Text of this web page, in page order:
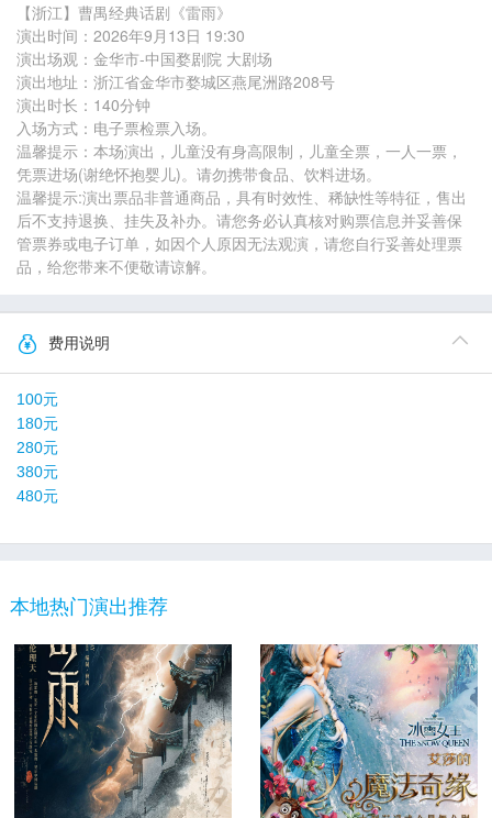
【浙江】曹禺经典话剧《雷雨》
演出时间：2026年9月13日 19:30
演出场观：金华市-中国婺剧院 大剧场
演出地址：浙江省金华市婺城区燕尾洲路208号
演出时长：140分钟
入场方式：电子票检票入场。
温馨提示：本场演出，儿童没有身高限制，儿童全票，一人一票，
凭票进场(谢绝怀抱婴儿)。请勿携带食品、饮料进场。
温馨提示:演出票品非普通商品，具有时效性、稀缺性等特征，售出
后不支持退换、挂失及补办。请您务必认真核对购票信息并妥善保
管票券或电子订单，如因个人原因无法观演，请您自行妥善处理票
品，给您带来不便敬请谅解。
费用说明
100元
180元
280元
380元
480元
本地热门演出推荐